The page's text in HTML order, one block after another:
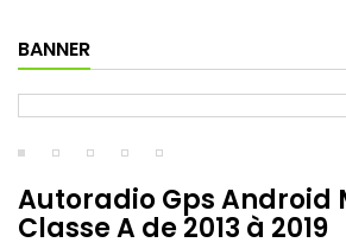
BANNER
Autoradio Gps Android
Classe A de 2013 à 2019